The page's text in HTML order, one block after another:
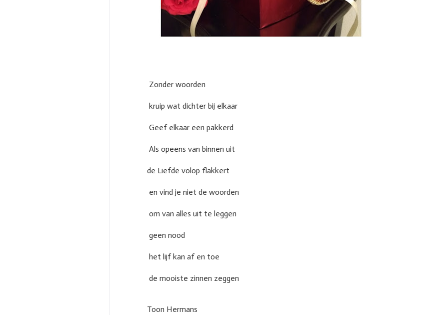
Zonder woorden
kruip wat dichter bij elkaar
Geef elkaar een pakkerd
Als opeens van binnen uit
de Liefde volop flakkert
en vind je niet de woorden
om van alles uit te leggen
geen nood
het lijf kan af en toe
de mooiste zinnen zeggen
Toon Hermans